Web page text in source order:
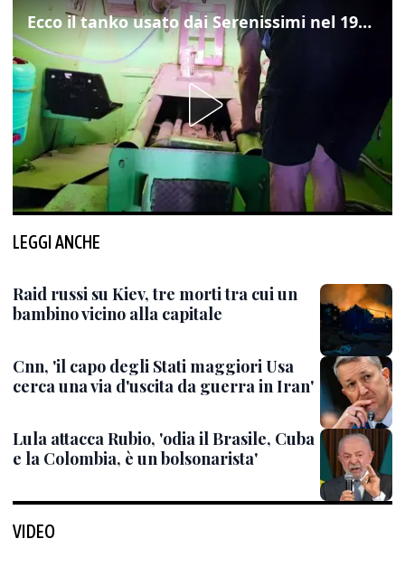
Ecco il tanko usato dai Serenissimi nel 1997 per il blitz a San Marco
LEGGI ANCHE
Raid russi su Kiev, tre morti tra cui un
bambino vicino alla capitale
Cnn, 'il capo degli Stati maggiori Usa
cerca una via d'uscita da guerra in Iran'
Lula attacca Rubio, 'odia il Brasile, Cuba
e la Colombia, è un bolsonarista'
VIDEO